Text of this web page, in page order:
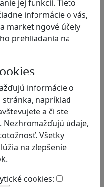
jej funkcií. Tieto
informácie o vás,
marketingové účely
prehliadania na
informácie o
stránka, napríklad
a či ste
Nezhromažďujú údaje,
Všetky
na zlepšenie
cookies:
keď budete
alternatívne
Follow me
kami…